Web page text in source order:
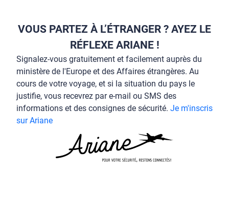
VOUS PARTEZ À L’ÉTRANGER ? AYEZ LE
RÉFLEXE ARIANE !
Signalez-vous gratuitement et facilement auprès du
ministère de l'Europe et des Affaires étrangères. Au
cours de votre voyage, et si la situation du pays le
justifie, vous recevrez par e-mail ou SMS des
informations et des consignes de sécurité. Je m'inscris
sur Ariane